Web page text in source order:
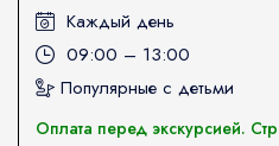
Каждый день
09:00 – 13:00
Популярные с детьми
Оплата перед экскурсией.